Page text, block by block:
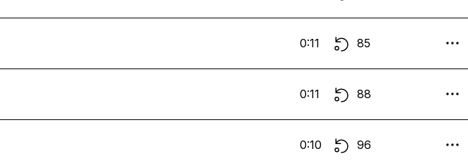
0:11 85
0:11 88
0:10 96